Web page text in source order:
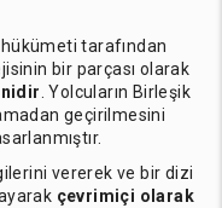
tarafından
bir parçası olarak
. Yolcuların Birleşik
geçirilmesini
vererek ve bir dizi
çevrimiçi olarak